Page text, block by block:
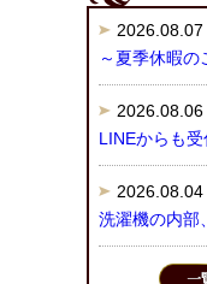
2026.08.07
～夏季休暇の
2026.08.06
LINEからも受
2026.08.04
洗濯機の内部